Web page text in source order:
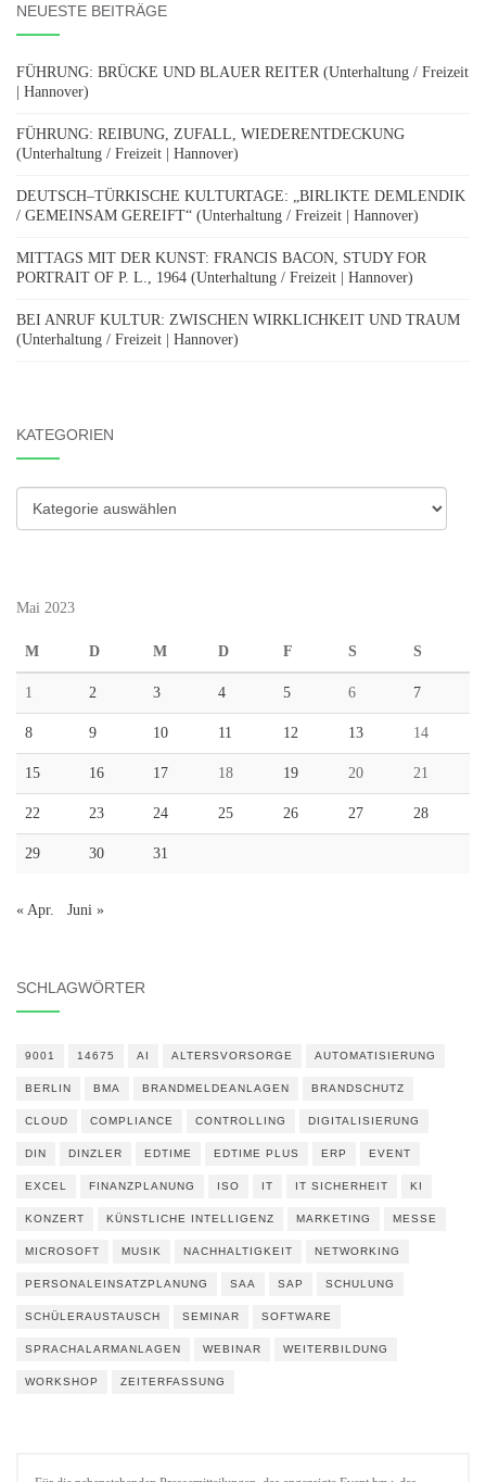
NEUESTE BEITRÄGE
FÜHRUNG: BRÜCKE UND BLAUER REITER (Unterhaltung / Freizeit
| Hannover)
FÜHRUNG: REIBUNG, ZUFALL, WIEDERENTDECKUNG
(Unterhaltung / Freizeit | Hannover)
DEUTSCH–TÜRKISCHE KULTURTAGE: „BIRLIKTE DEMLENDIK
/ GEMEINSAM GEREIFT“ (Unterhaltung / Freizeit | Hannover)
MITTAGS MIT DER KUNST: FRANCIS BACON, STUDY FOR
PORTRAIT OF P. L., 1964 (Unterhaltung / Freizeit | Hannover)
BEI ANRUF KULTUR: ZWISCHEN WIRKLICHKEIT UND TRAUM
(Unterhaltung / Freizeit | Hannover)
KATEGORIEN
Kategorien
Mai 2023
M D M D F S S
1 2 3 4 5 6 7
8 9 10 11 12 13 14
15 16 17 18 19 20 21
22 23 24 25 26 27 28
29 30 31
« Apr. Juni »
SCHLAGWÖRTER
9001 14675 AI ALTERSVORSORGE AUTOMATISIERUNG
BERLIN BMA BRANDMELDEANLAGEN BRANDSCHUTZ
CLOUD COMPLIANCE CONTROLLING DIGITALISIERUNG
DIN DINZLER EDTIME EDTIME PLUS ERP EVENT
EXCEL FINANZPLANUNG ISO IT IT SICHERHEIT KI
KONZERT KÜNSTLICHE INTELLIGENZ MARKETING MESSE
MICROSOFT MUSIK NACHHALTIGKEIT NETWORKING
PERSONALEINSATZPLANUNG SAA SAP SCHULUNG
SCHÜLERAUSTAUSCH SEMINAR SOFTWARE
SPRACHALARMANLAGEN WEBINAR WEITERBILDUNG
WORKSHOP ZEITERFASSUNG